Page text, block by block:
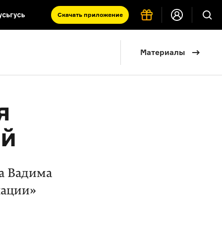
Материалы
Скачать приложение
Вадима